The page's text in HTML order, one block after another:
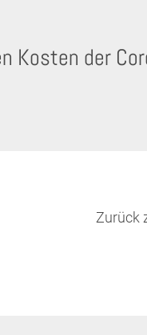
Kosten der
Zurück